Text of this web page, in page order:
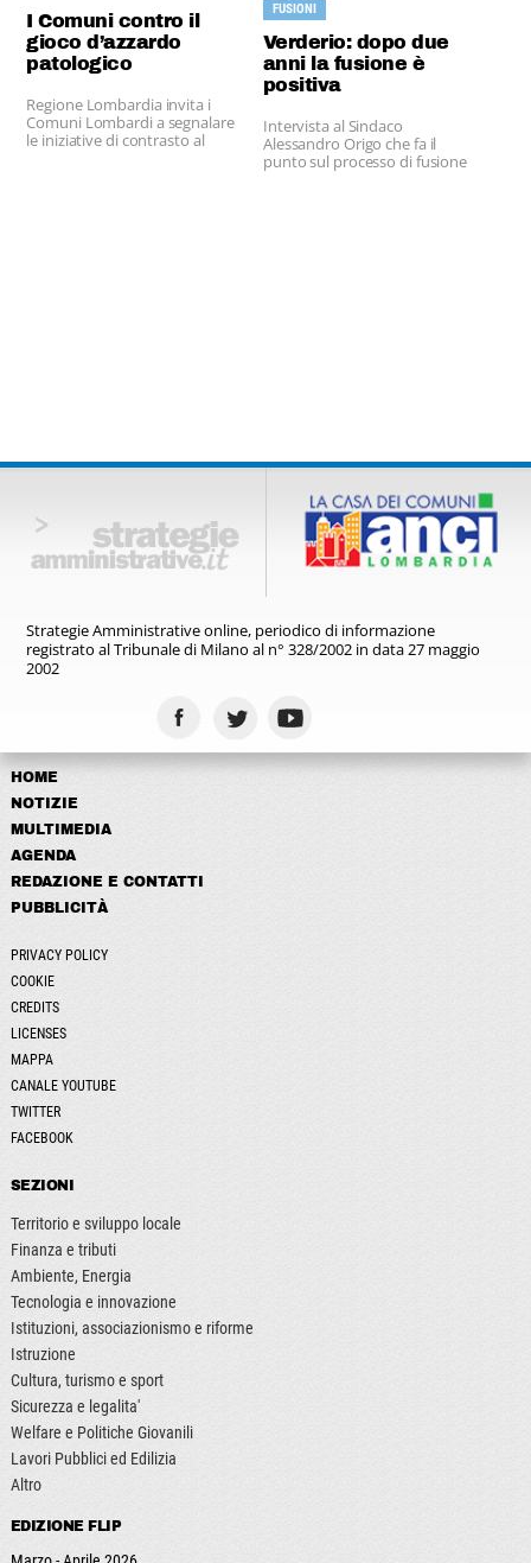
I Comuni contro il
gioco d’azzardo
patologico
Regione Lombardia invita i
Comuni Lombardi a segnalare
le iniziative di contrasto al
FUSIONI
Verderio: dopo due
anni la fusione è
positiva
Intervista al Sindaco
Alessandro Origo che fa il
punto sul processo di fusione
Strategie Amministrative online, periodico di informazione
registratoal Tribunale di Milano al n° 328/2002 in data 27 maggio
2002
HOME
NOTIZIE
MULTIMEDIA
AGENDA
REDAZIONE E CONTATTI
PUBBLICITÀ
PRIVACY POLICY
COOKIE
CREDITS
LICENSES
MAPPA
CANALE YOUTUBE
TWITTER
FACEBOOK
SEZIONI
Territorio e sviluppo locale
Finanza e tributi
Ambiente, Energia
Tecnologia e innovazione
Istituzioni, associazionismo e riforme
Istruzione
Cultura, turismo e sport
Sicurezza e legalita'
Welfare e Politiche Giovanili
Lavori Pubblici ed Edilizia
Altro
EDIZIONE FLIP